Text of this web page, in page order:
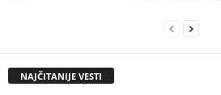
NAJČITANIJE VESTI